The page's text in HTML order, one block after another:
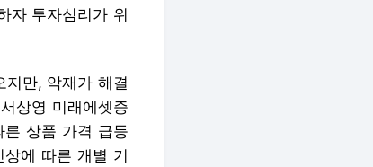
자 투자심리가 위
만, 악재가 해결
상영 미래에셋증
상품 가격 급등
에 따른 개별 기